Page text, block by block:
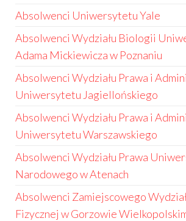
Absolwenci Uniwersytetu Yale
Absolwenci Wydziału Biologii
Adama Mickiewicza w Poznaniu
Absolwenci Wydziału Prawa i
Uniwersytetu Jagiellońskiego
Absolwenci Wydziału Prawa i
Uniwersytetu Warszawskiego
Absolwenci Wydziału Prawa
Narodowego w Atenach
Absolwenci Zamiejscowego
Fizycznej w Gorzowie